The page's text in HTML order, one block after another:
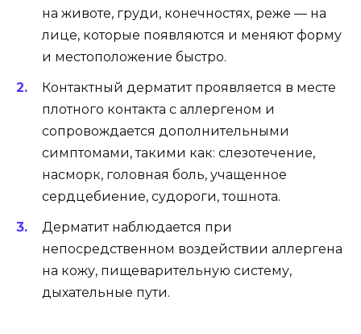
на животе, груди, конечностях, реже — на
лице, которые появляются и меняют форму
и местоположение быстро.
Контактный дерматит проявляется в месте
плотного контакта с аллергеном и
сопровождается дополнительными
симптомами, такими как: слезотечение,
насморк, головная боль, учащенное
сердцебиение, судороги, тошнота.
Дерматит наблюдается при
непосредственном воздействии аллергена
на кожу, пищеварительную систему,
дыхательные пути.